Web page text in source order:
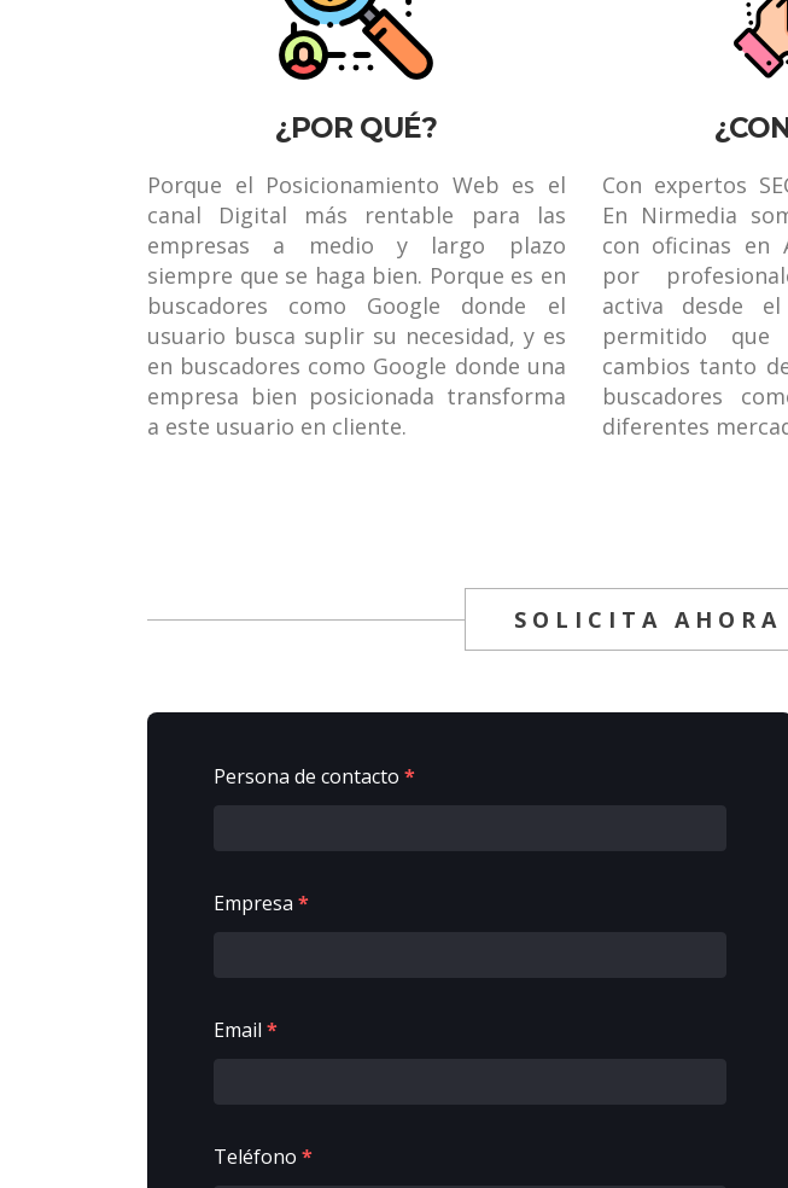
¿POR QUÉ?
Porque el Posicionamiento Web es el
canal Digital más rentable para las
empresas a medio y largo plazo
siempre que se haga bien. Porque es en
buscadores como Google donde el
usuario busca suplir su necesidad, y es
en buscadores como Google donde una
empresa bien posicionada transforma
a este usuario en cliente.
Con expertos
En Nirmedia
con oficinas en
por
activa desde
permitido
cambios tanto
buscadores
diferentes
SOLICITA AHORA
Persona de contacto *
Empresa *
Email *
Teléfono *